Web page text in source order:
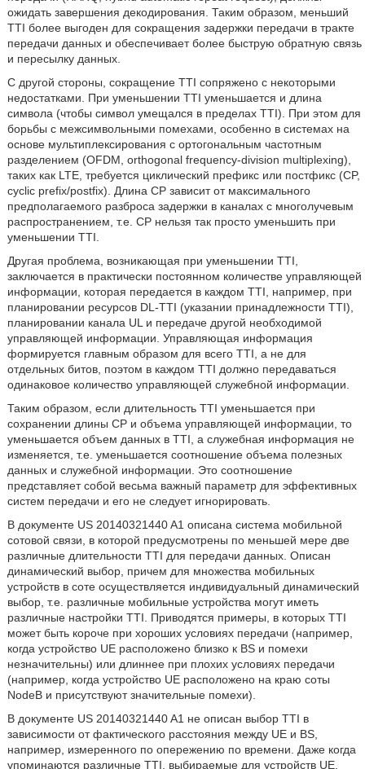
ожидать завершения декодирования. Таким образом, меньший
TTI более выгоден для сокращения задержки передачи в тракте
передачи данных и обеспечивает более быструю обратную связь
и пересылку данных.
С другой стороны, сокращение TTI сопряжено с некоторыми
недостатками. При уменьшении TTI уменьшается и длина
символа (чтобы символ умещался в пределах TTI). При этом для
борьбы с межсимвольными помехами, особенно в системах на
основе мультиплексирования с ортогональным частотным
разделением (OFDM, orthogonal frequency-division multiplexing),
таких как LTE, требуется циклический префикс или постфикс (CP,
cyclic prefix/postfix). Длина CP зависит от максимального
предполагаемого разброса задержки в каналах с многолучевым
распространением, т.е. CP нельзя так просто уменьшить при
уменьшении TTI.
Другая проблема, возникающая при уменьшении TTI,
заключается в практически постоянном количестве управляющей
информации, которая передается в каждом TTI, например, при
планировании ресурсов DL-TTI (указании принадлежности TTI),
планировании канала UL и передаче другой необходимой
управляющей информации. Управляющая информация
формируется главным образом для всего TTI, а не для
отдельных битов, поэтом в каждом TTI должно передаваться
одинаковое количество управляющей служебной информации.
Таким образом, если длительность TTI уменьшается при
сохранении длины CP и объема управляющей информации, то
уменьшается объем данных в TTI, а служебная информация не
изменяется, т.е. уменьшается соотношение объема полезных
данных и служебной информации. Это соотношение
представляет собой весьма важный параметр для эффективных
систем передачи и его не следует игнорировать.
В документе US 20140321440 A1 описана система мобильной
сотовой связи, в которой предусмотрены по меньшей мере две
различные длительности TTI для передачи данных. Описан
динамический выбор, причем для множества мобильных
устройств в соте осуществляется индивидуальный динамический
выбор, т.е. различные мобильные устройства могут иметь
различные настройки TTI. Приводятся примеры, в которых TTI
может быть короче при хороших условиях передачи (например,
когда устройство UE расположено близко к BS и помехи
незначительны) или длиннее при плохих условиях передачи
(например, когда устройство UE расположено на краю соты
NodeB и присутствуют значительные помехи).
В документе US 20140321440 A1 не описан выбор TTI в
зависимости от фактического расстояния между UE и BS,
например, измеренного по опережению по времени. Даже когда
упоминаются различные TTI, выбираемые для устройств UE,